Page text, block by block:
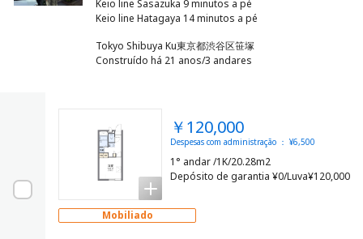
Keio line Sasazuka 9 minutos a pé
Tokyo Shibuya Ku東京都渋谷区笹塚
Construído há 21 anos/3 andares
￥120,000
Despesas com administração ： ¥6,500
1° andar /1K/20.28m2
Depósito de garantia ¥0/Luva¥120,000
Mobiliado